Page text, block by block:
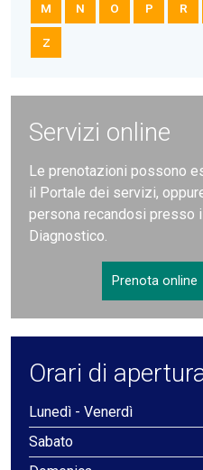
M N O P R
Z
Servizi online
Le prenotazioni possono
il Portale dei servizi,
persona recandosi presso
Diagnostico.
Prenota online
Orari di
Lunedì - Venerdì
Sabato